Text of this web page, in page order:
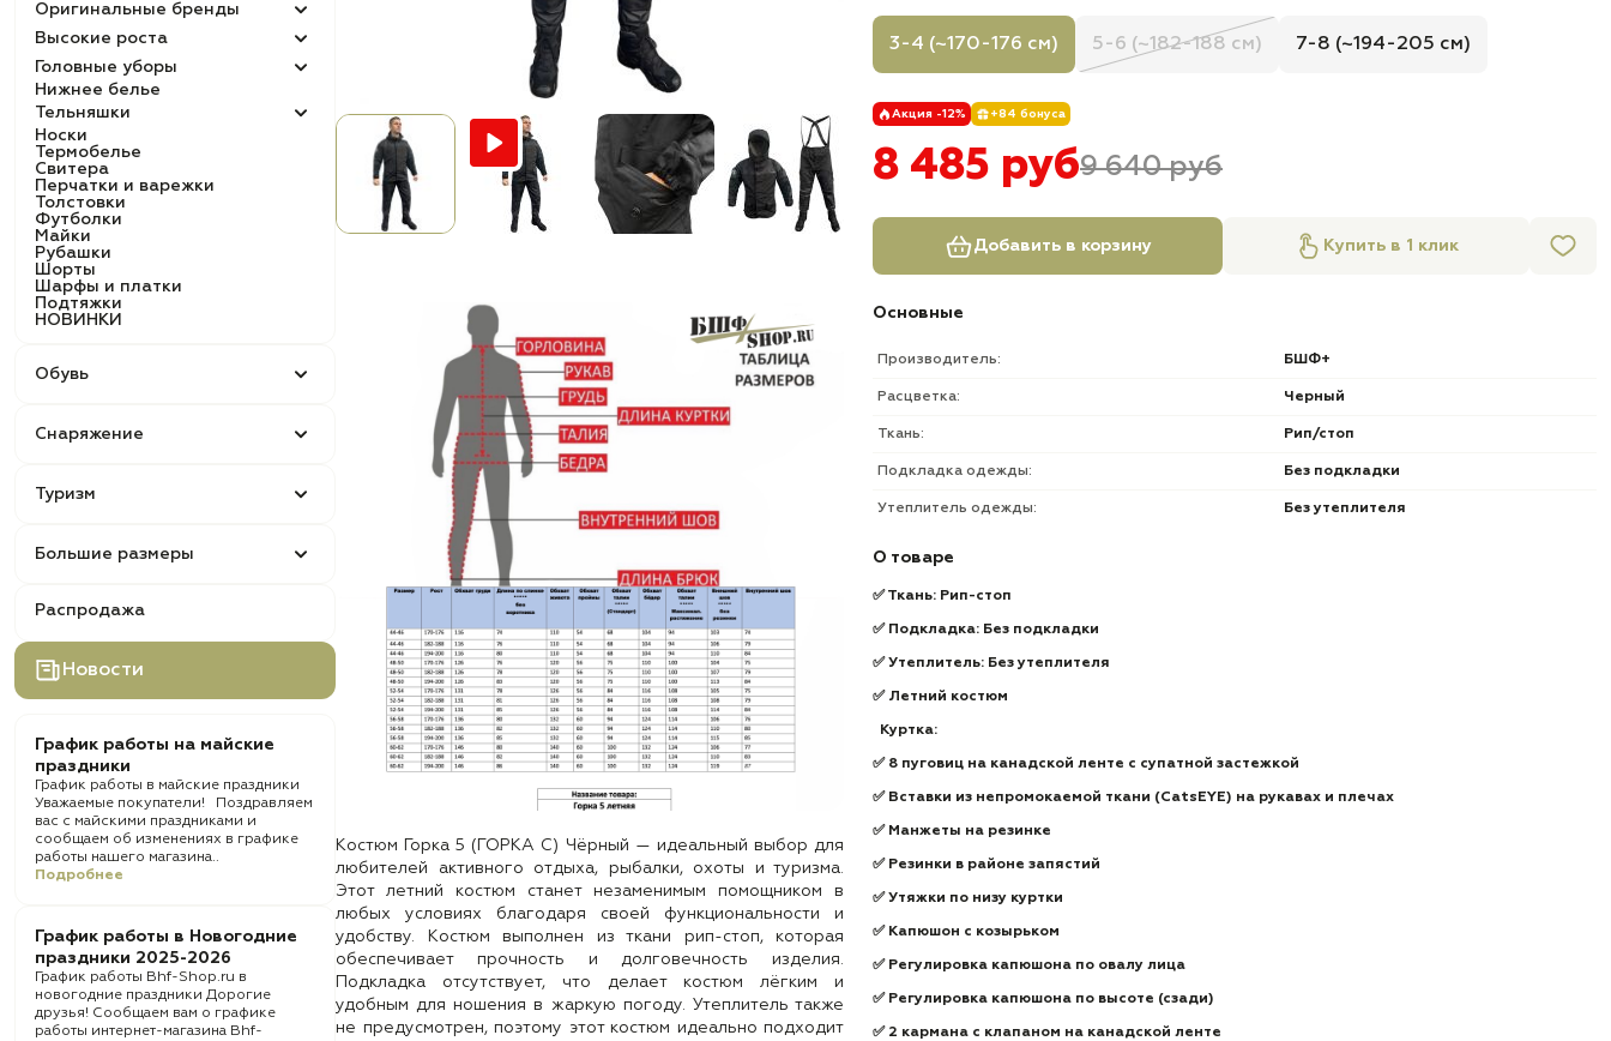
Оригинальные бренды
Высокие роста
Головные уборы
Нижнее белье
Тельняшки
Носки
Термобелье
Свитера
Перчатки и варежки
Толстовки
Футболки
Майки
Рубашки
Шорты
Шарфы и платки
Подтяжки
НОВИНКИ
Обувь
Снаряжение
Туризм
Большие размеры
Распродажа
Новости
График работы на майские
праздники
График работы в майские праздники
Уважаемые покупатели! Поздравляем
вас с майскими праздниками и
сообщаем об изменениях в графике
работы нашего магазина..
Подробнее
График работы в Новогодние
праздники 2025-2026
График работы Bhf-Shop.ru в
новогодние праздники Дорогие
друзья! Сообщаем вам о графике
работы интернет-магазина Bhf-
Костюм Горка 5 (ГОРКА С) Чёрный — идеальный выбор для
любителей активного отдыха, рыбалки, охоты и туризма.
Этот летний костюм станет незаменимым помощником в
любых условиях благодаря своей функциональности и
удобству. Костюм выполнен из ткани рип-стоп, которая
обеспечивает прочность и долговечность изделия.
Подкладка отсутствует, что делает костюм лёгким и
удобным для ношения в жаркую погоду. Утеплитель также
не предусмотрен, поэтому этот костюм идеально подходит
3-4 (~170-176 см) 5-6 (~182-188 см) 7-8 (~194-205 см)
Акция -12% +84 бонуса
8 485 руб9 640 руб
Добавить в корзину Купить в 1 клик
Основные
Производитель: БШФ+
Расцветка: Черный
Ткань: Рип/стоп
Подкладка одежды: Без подкладки
Утеплитель одежды: Без утеплителя
О товаре
✅ Ткань: Рип-стоп
✅ Подкладка: Без подкладки
✅ Утеплитель: Без утеплителя
✅ Летний костюм
Куртка:
✅ 8 пуговиц на канадской ленте с супатной застежкой
✅ Вставки из непромокаемой ткани (CatsEYE) на рукавах и плечах
✅ Манжеты на резинке
✅ Резинки в районе запястий
✅ Утяжки по низу куртки
✅ Капюшон с козырьком
✅ Регулировка капюшона по овалу лица
✅ Регулировка капюшона по высоте (сзади)
✅ 2 кармана с клапаном на канадской ленте